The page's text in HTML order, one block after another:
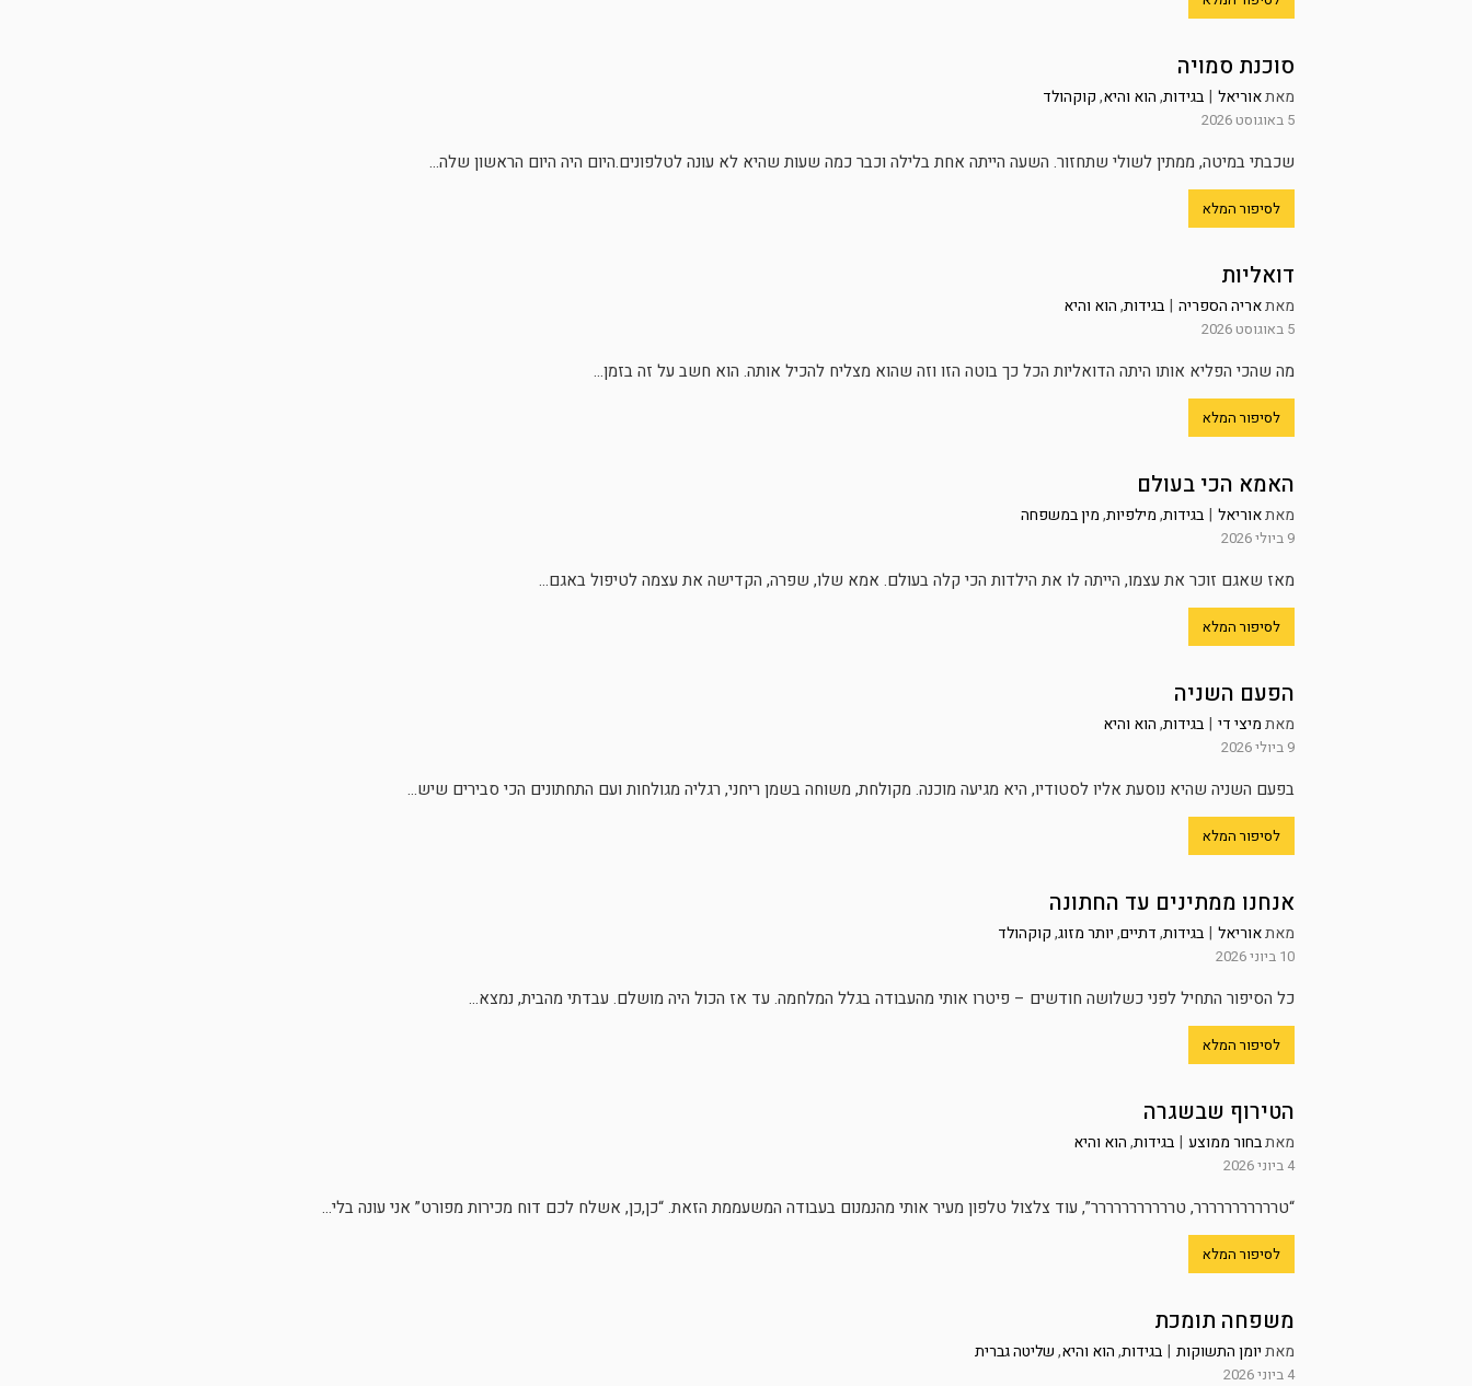
סוכנת סמויה
מאתאוריאל | בגידות,הוא והיא,קוקהולד
5 באוגוסט 2026
שכבתי במיטה, ממתין לשולי שתחזור. השעה הייתה אחת בלילה וכבר כמה שעות שהיא לא עונה לטלפונים.היום היה היום הראשון שלה...
לסיפור המלא
דואליות
מאתאריה הספריה | בגידות,הוא והיא
5 באוגוסט 2026
מה שהכי הפליא אותו היתה הדואליות הכל כך בוטה הזו וזה שהוא מצליח להכיל אותה. הוא חשב על זה בזמן...
לסיפור המלא
האמא הכי בעולם
מאתאוריאל | בגידות,מילפיות,מין במשפחה
9 ביולי 2026
מאז שאגם זוכר את עצמו, הייתה לו את הילדות הכי קלה בעולם. אמא שלו, שפרה, הקדישה את עצמה לטיפול באגם...
לסיפור המלא
הפעם השניה
מאתמיצי די | בגידות,הוא והיא
9 ביולי 2026
בפעם השניה שהיא נוסעת אליו לסטודיו, היא מגיעה מוכנה. מקולחת, משוחה בשמן ריחני, רגליה מגולחות ועם התחתונים הכי סבירים שיש...
לסיפור המלא
אנחנו ממתינים עד החתונה
מאתאוריאל | בגידות,דתיים,יותר מזוג,קוקהולד
10 ביוני 2026
כל הסיפור התחיל לפני כשלושה חודשים – פיטרו אותי מהעבודה בגלל המלחמה. עד אז הכול היה מושלם. עבדתי מהבית, נמצא...
לסיפור המלא
הטירוף שבשגרה
מאתבחור ממוצע | בגידות,הוא והיא
4 ביוני 2026
“טררררררררררר, טררררררררררר”, עוד צלצול טלפון מעיר אותי מהנמנום בעבודה המשעממת הזאת. “כן,כן, אשלח לכם דוח מכירות מפורט” אני עונה בלי...
לסיפור המלא
משפחה תומכת
מאתיומן התשוקות | בגידות,הוא והיא,שליטה גברית
4 ביוני 2026